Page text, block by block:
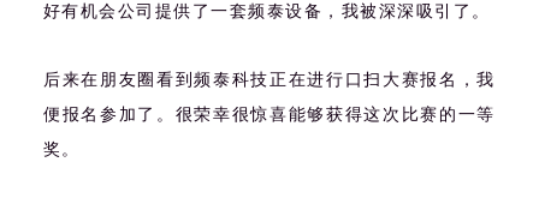
好有机会公司提供了一套频泰设备，我被深深吸引了。
后来在朋友圈看到频泰科技正在进行口扫大赛报名，我
便报名参加了。很荣幸很惊喜能够获得这次比赛的一等
奖。